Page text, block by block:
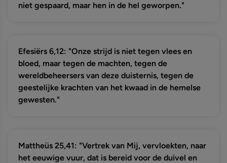
niet gespaard, maar hen in de hel geworpen."
Efesiërs 6,12: "Onze strijd is niet tegen vlees en
bloed, maar tegen de machten, tegen de
wereldbeheersers van deze duisternis, tegen de
geestelijke krachten van het kwaad in de hemelse
gewesten."
Mattheüs 25,41: "Vertrek van Mij, vervloekten, naar
het eeuwige vuur, dat is bereid voor de duivel en